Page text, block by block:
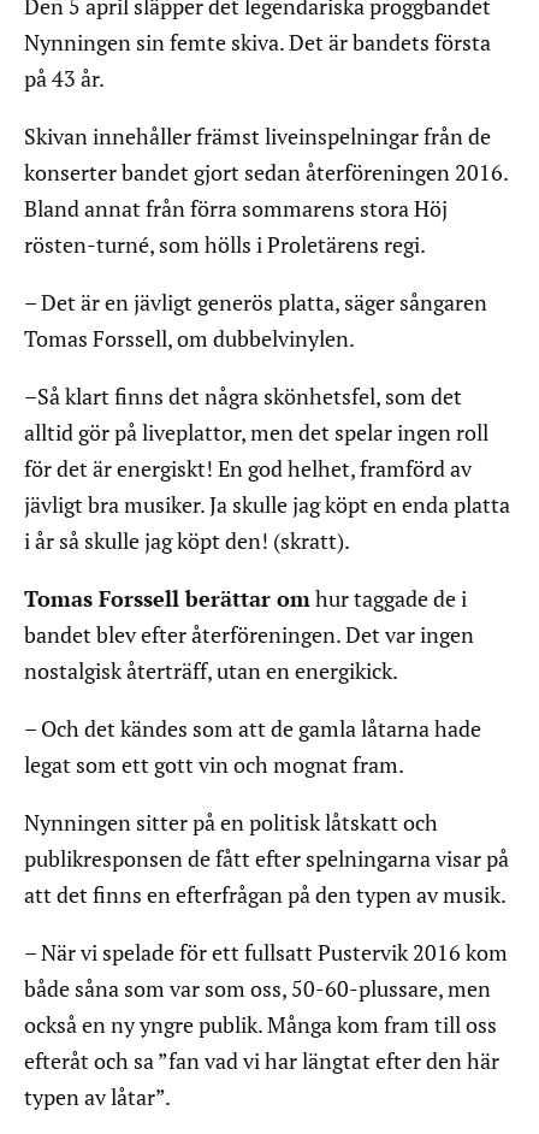
Den 5 april släpper det legendariska proggbandet
Nynningen sin femte skiva. Det är bandets första
på 43 år.
Skivan innehåller främst liveinspelningar från de
konserter bandet gjort sedan återföreningen 2016.
Bland annat från förra sommarens stora Höj
rösten-turné, som hölls i Proletärens regi.
– Det är en jävligt generös platta, säger sångaren
Tomas Forssell, om dubbelvinylen.
–Så klart finns det några skönhetsfel, som det
alltid gör på liveplattor, men det spelar ingen roll
för det är energiskt! En god helhet, framförd av
jävligt bra musiker. Ja skulle jag köpt en enda platta
i år så skulle jag köpt den! (skratt).
Tomas Forssell berättar omhur taggade de i
bandet blev efter återföreningen. Det var ingen
nostalgisk återträff, utan en energikick.
– Och det kändes som att de gamla låtarna hade
legat som ett gott vin och mognat fram.
Nynningen sitter på en politisk låtskatt och
publikresponsen de fått efter spelningarna visar på
att det finns en efterfrågan på den typen av musik.
– När vi spelade för ett fullsatt Pustervik 2016 kom
både såna som var som oss, 50-60-plussare, men
också en ny yngre publik. Många kom fram till oss
efteråt och sa ”fan vad vi har längtat efter den här
typen av låtar”.